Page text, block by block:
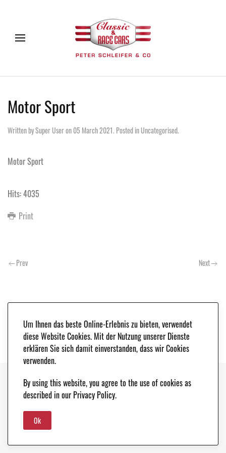
Motor Sport
Written by Super User on05 March 2021. Posted inUncategorised.
Motor Sport
Hits: 4035
Print
Prev Next
Copyright © 2021. Classic & Race Cars - Peter Schleifer & Co. |LEGAL NOTICE
DATA PROTECTION
Um Ihnen das beste Online-Erlebnis zu bieten, verwendet
diese Website Cookies. Mit der Nutzung unserer Dienste
erklären Sie sich damit einverstanden, dass wir Cookies
verwenden.
By using this website, you agree to the use of cookies as
described in our Privacy Policy.
Ok